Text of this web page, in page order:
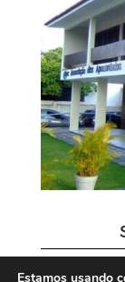
Estamos usando